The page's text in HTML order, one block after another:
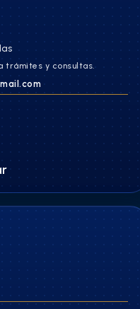
trámites y consultas.